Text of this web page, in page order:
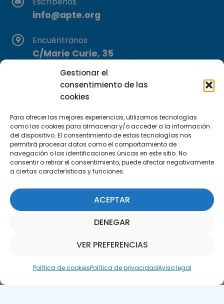
Gestionar el
consentimiento de las
cookies
Para ofrecer las mejores experiencias, utilizamos tecnologías
como las cookies para almacenar y/o acceder a la información
del dispositivo. El consentimiento de estas tecnologías nos
permitirá procesar datos como el comportamiento de
navegación o las identificaciones únicas en este sitio. No
consentir o retirar el consentimiento, puede afectar negativamente
a ciertas características y funciones.
ACEPTAR
DENEGAR
VER PREFERENCIAS
Política de cookiesPolítica de privacidadAviso legal
info@apte.org
Encuéntranos
C/Marie Curie, 35
29590 Campanillas, Málaga
Suscríbete a nuestra Newsletter
SUSCRÍBETE AQUÍ